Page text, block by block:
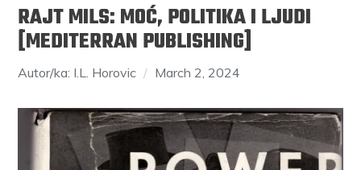
RAJT MILS: MOĆ, POLITIKA I LJUDI
[MEDITERRAN PUBLISHING]
Autor/ka: I.L. Horovic March 2, 2024